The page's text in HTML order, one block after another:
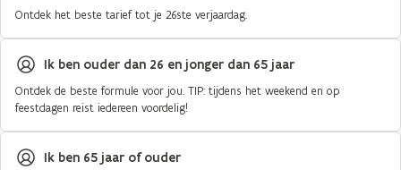
Ontdek het beste tarief tot je 26ste verjaardag.
Ik ben ouder dan 26 en jonger dan 65 jaar
Ontdek de beste formule voor jou. TIP: tijdens het weekend en op
feestdagen reist iedereen voordelig!
Ik ben 65 jaar of ouder